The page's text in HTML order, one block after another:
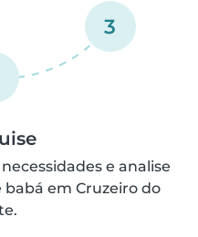
3
e analise
em Cruzeiro do